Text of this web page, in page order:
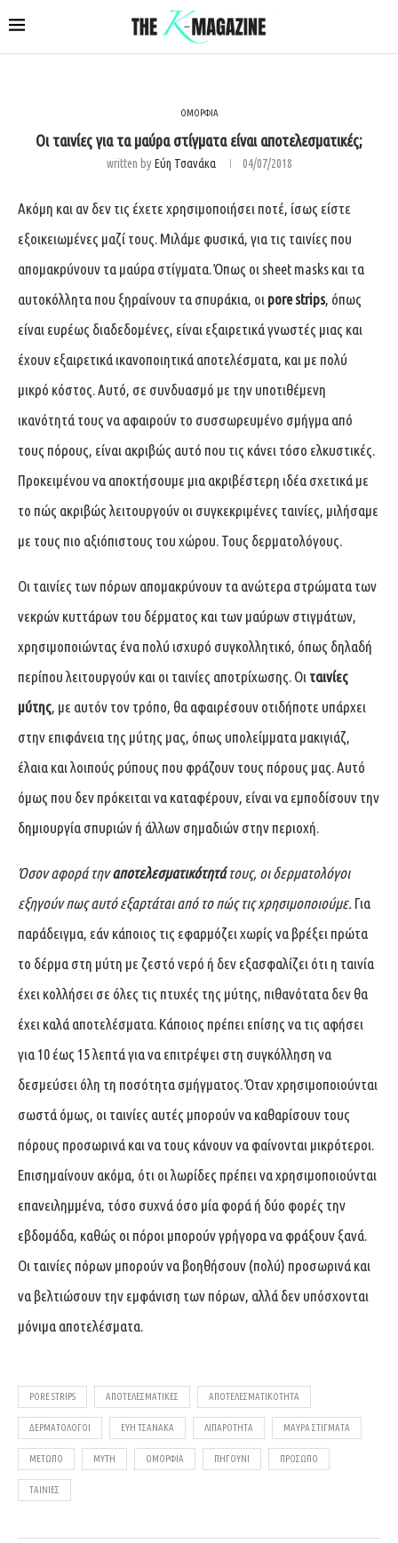
ΟΜΟΡΦΙΑ
Οι ταινίες για τα μαύρα στίγματα είναι αποτελεσματικές;
written byΕύη Τσανάκα 04/07/2018
Ακόμη και αν δεν τις έχετε χρησιμοποιήσει ποτέ, ίσως είστε
εξοικειωμένες μαζί τους. Μιλάμε φυσικά, για τις ταινίες που
απομακρύνουν τα μαύρα στίγματα. Όπως οι sheet masks και τα
αυτοκόλλητα που ξηραίνουν τα σπυράκια, οι pore strips, όπως
είναι ευρέως διαδεδομένες, είναι εξαιρετικά γνωστές μιας και
έχουν εξαιρετικά ικανοποιητικά αποτελέσματα, και με πολύ
μικρό κόστος. Αυτό, σε συνδυασμό με την υποτιθέμενη
ικανότητά τους να αφαιρούν το συσσωρευμένο σμήγμα από
τους πόρους, είναι ακριβώς αυτό που τις κάνει τόσο ελκυστικές.
Προκειμένου να αποκτήσουμε μια ακριβέστερη ιδέα σχετικά με
το πώς ακριβώς λειτουργούν οι συγκεκριμένες ταινίες, μιλήσαμε
με τους πιο αξιόπιστους του χώρου. Τους δερματολόγους.
Οι ταινίες των πόρων απομακρύνουν τα ανώτερα στρώματα των
νεκρών κυττάρων του δέρματος και των μαύρων στιγμάτων,
χρησιμοποιώντας ένα πολύ ισχυρό συγκολλητικό, όπως δηλαδή
περίπου λειτουργούν και οι ταινίες αποτρίχωσης. Οι ταινίες
μύτης, με αυτόν τον τρόπο, θα αφαιρέσουν οτιδήποτε υπάρχει
στην επιφάνεια της μύτης μας, όπως υπολείμματα μακιγιάζ,
έλαια και λοιπούς ρύπους που φράζουν τους πόρους μας. Αυτό
όμως που δεν πρόκειται να καταφέρουν, είναι να εμποδίσουν την
δημιουργία σπυριών ή άλλων σημαδιών στην περιοχή.
Όσον αφορά τηναποτελεσματικότητάτους, οι δερματολόγοι
εξηγούν πως αυτό εξαρτάται από το πώς τις χρησιμοποιούμε. Για
παράδειγμα, εάν κάποιος τις εφαρμόζει χωρίς να βρέξει πρώτα
το δέρμα στη μύτη με ζεστό νερό ή δεν εξασφαλίζει ότι η ταινία
έχει κολλήσει σε όλες τις πτυχές της μύτης, πιθανότατα δεν θα
έχει καλά αποτελέσματα. Κάποιος πρέπει επίσης να τις αφήσει
για 10 έως 15 λεπτά για να επιτρέψει στη συγκόλληση να
δεσμεύσει όλη τη ποσότητα σμήγματος. Όταν χρησιμοποιούνται
σωστά όμως, οι ταινίες αυτές μπορούν να καθαρίσουν τους
πόρους προσωρινά και να τους κάνουν να φαίνονται μικρότεροι.
Επισημαίνουν ακόμα, ότι οι λωρίδες πρέπει να χρησιμοποιούνται
επανειλημμένα, τόσο συχνά όσο μία φορά ή δύο φορές την
εβδομάδα, καθώς οι πόροι μπορούν γρήγορα να φράξουν ξανά.
Οι ταινίες πόρων μπορούν να βοηθήσουν (πολύ) προσωρινά και
να βελτιώσουν την εμφάνιση των πόρων, αλλά δεν υπόσχονται
μόνιμα αποτελέσματα.
PORE STRIPS ΑΠΟΤΕΛΕΣΜΑΤΙΚΈΣ ΑΠΟΤΕΛΕΣΜΑΤΙΚΌΤΗΤΑ
ΔΕΡΜΑΤΟΛΌΓΟΙ ΕΎΗ ΤΣΑΝΆΚΑ ΛΙΠΑΡΌΤΗΤΑ ΜΑΎΡΑ ΣΤΊΓΜΑΤΑ
ΜΈΤΩΠΟ ΜΎΤΗ ΟΜΟΡΦΙΆ ΠΗΓΟΎΝΙ ΠΡΌΣΩΠΟ
ΤΑΙΝΊΕΣ